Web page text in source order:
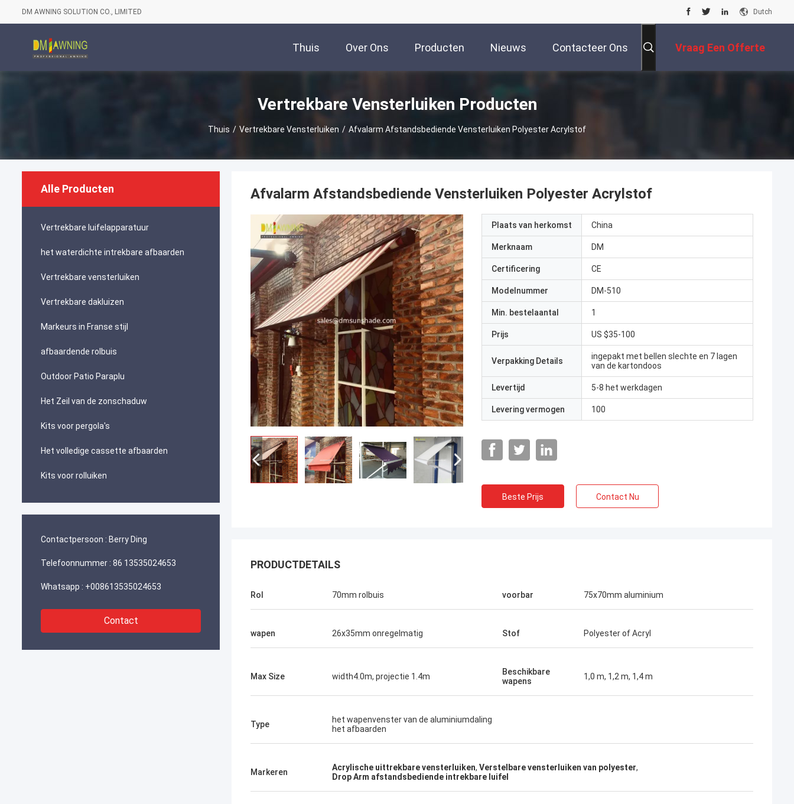
DM AWNING SOLUTION CO., LIMITED Dutch
Thuis Over Ons Producten Nieuws Contacteer Ons Vraag Een Offerte
Vertrekbare Vensterluiken Producten
Thuis / Vertrekbare Vensterluiken / Afvalarm Afstandsbediende Vensterluiken Polyester Acrylstof
Alle Producten
Vertrekbare luifelapparatuur
het waterdichte intrekbare afbaarden
Vertrekbare vensterluiken
Vertrekbare dakluizen
Markeurs in Franse stijl
afbaardende rolbuis
Outdoor Patio Paraplu
Het Zeil van de zonschaduw
Kits voor pergola's
Het volledige cassette afbaarden
Kits voor rolluiken
Contactpersoon : Berry Ding
Telefoonnummer : 86 13535024653
Whatsapp : +008613535024653
Contact
Afvalarm Afstandsbediende Vensterluiken Polyester Acrylstof
Plaats van herkomst China
Merknaam DM
Certificering CE
Modelnummer DM-510
Min. bestelaantal 1
Prijs US $35-100
Verpakking Details
ingepakt met bellen slechte en 7 lagen
van de kartondoos
Levertijd 5-8 het werkdagen
Levering vermogen 100
Beste Prijs Contact Nu
PRODUCTDETAILS
Rol 70mm rolbuis voorbar 75x70mm aluminium
wapen 26x35mm onregelmatig Stof Polyester of Acryl
Max Size width4.0m, projectie 1.4m
Beschikbare
wapens
1,0 m, 1,2 m, 1,4 m
Type
het wapenvenster van de aluminiumdaling
het afbaarden
Markeren Acrylische uittrekbare vensterluiken, Verstelbare vensterluiken van polyester,
Drop Arm afstandsbediende intrekbare luifel